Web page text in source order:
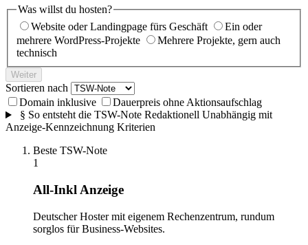
Was willst du hosten?
Website oder Landingpage fürs Geschäft
Ein oder
mehrere WordPress-Projekte
Mehrere Projekte, gern auch
technisch
Weiter
Sortieren nach
Domain inklusive
Dauerpreis ohne Aktionsaufschlag
§ So entsteht die TSW-Note Redaktionell Unabhängig mit
Anzeige-Kennzeichnung Kriterien
Beste TSW-Note
1
All-Inkl Anzeige
Deutscher Hoster mit eigenem Rechenzentrum, rundum
sorglos für Business-Websites.